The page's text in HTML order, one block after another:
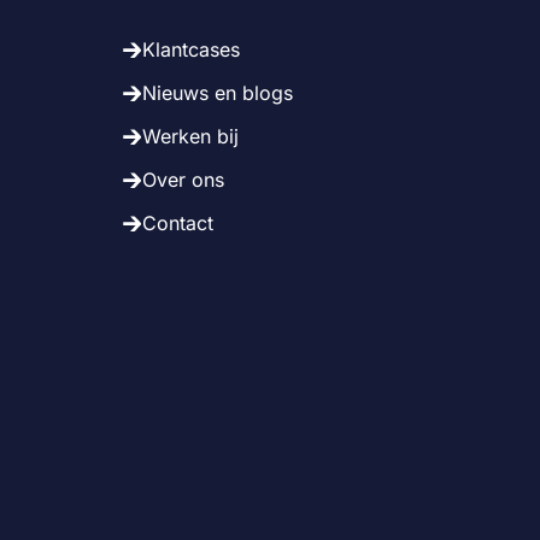
Klantcases
Nieuws en blogs
Werken bij
Over ons
Contact